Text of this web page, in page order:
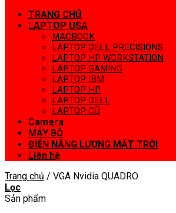
TRANG CHỦ
LAPTOP USA
MACBOOK
LAPTOP DELL PRECISIONS
LAPTOP HP WORKSTATION
LAPTOP GAMING
LAPTOP IBM
LAPTOP HP
LAPTOP DELL
LAPTOP CŨ
Camera
MÁY BỘ
ĐIỆN NĂNG LƯỢNG MẶT TRỜI
Liên hệ
Trang chủ / VGA Nvidia QUADRO
Lọc
Sản phẩm